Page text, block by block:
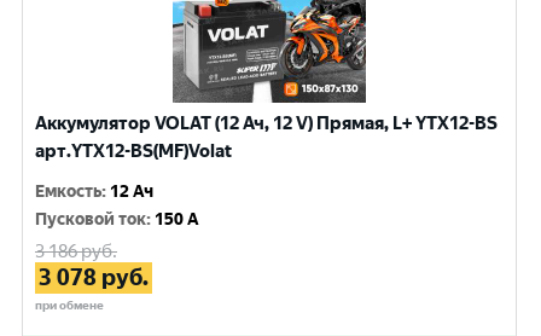
Аккумулятор VOLAT (12 Ач, 12 V) Прямая, L+ YTX12-BS
арт.YTX12-BS(MF)Volat
Емкость: 12 Ач
Пусковой ток: 150 A
3 186руб.
3 078 руб.
при обмене